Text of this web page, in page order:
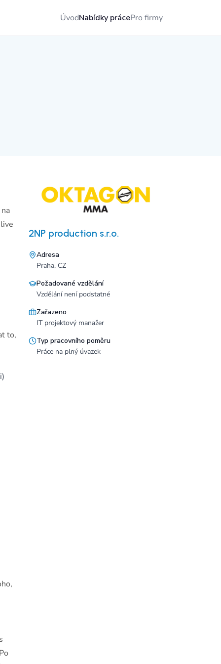
ÚvodNabídky prácePro firmy
to,
2NP production s.r.o.
Adresa
Praha, CZ
Požadované vzdělání
Vzdělání není podstatné
Zařazeno
IT projektový manažer
Typ pracovního poměru
Práce na plný úvazek